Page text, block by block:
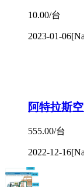
2023-01-06
2022-12-16
阿特拉斯